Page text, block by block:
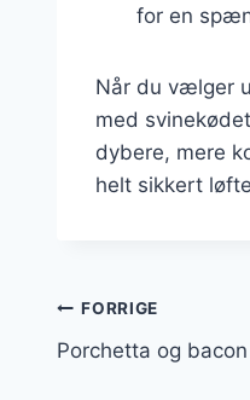
for en
Når du vælger
med
dybere, mere
helt sikkert
FORRIGE
Porchetta og